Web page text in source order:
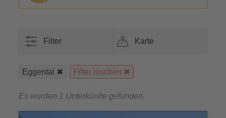
Filter Karte
Eggental Filter löschen
Es wurden 1 Unterkünfte gefunden.